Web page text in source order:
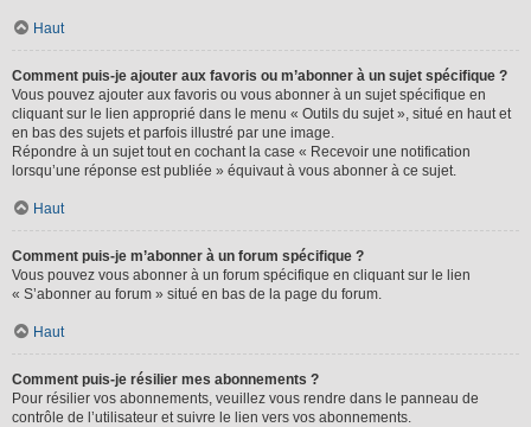
Haut
Comment puis-je ajouter aux favoris ou m’abonner à un sujet spécifique ?
Vous pouvez ajouter aux favoris ou vous abonner à un sujet spécifique en
cliquant sur le lien approprié dans le menu « Outils du sujet », situé en haut et
en bas des sujets et parfois illustré par une image.
Répondre à un sujet tout en cochant la case « Recevoir une notification
lorsqu’une réponse est publiée » équivaut à vous abonner à ce sujet.
Haut
Comment puis-je m’abonner à un forum spécifique ?
Vous pouvez vous abonner à un forum spécifique en cliquant sur le lien
« S’abonner au forum » situé en bas de la page du forum.
Haut
Comment puis-je résilier mes abonnements ?
Pour résilier vos abonnements, veuillez vous rendre dans le panneau de
contrôle de l’utilisateur et suivre le lien vers vos abonnements.